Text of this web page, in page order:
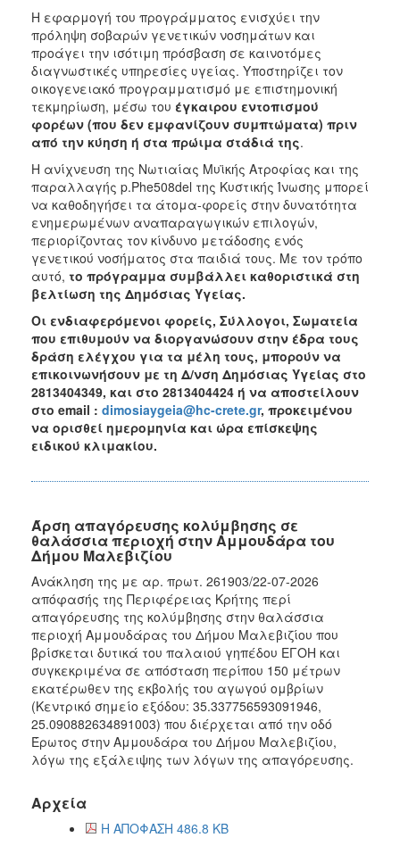
Η εφαρμογή του προγράμματος ενισχύει την
πρόληψη σοβαρών γενετικών νοσημάτων και
προάγει την ισότιμη πρόσβαση σε καινοτόμες
διαγνωστικές υπηρεσίες υγείας. Υποστηρίζει τον
οικογενειακό προγραμματισμό με επιστημονική
τεκμηρίωση, μέσω του έγκαιρου εντοπισμού
φορέων (που δεν εμφανίζουν συμπτώματα) πριν
από την κύηση ή στα πρώιμα στάδιά της.
Η ανίχνευση της Νωτιαίας Μυϊκής Ατροφίας και της
παραλλαγής p.Phe508del της Κυστικής Ίνωσης μπορεί
να καθοδηγήσει τα άτομα-φορείς στην δυνατότητα
ενημερωμένων αναπαραγωγικών επιλογών,
περιορίζοντας τον κίνδυνο μετάδοσης ενός
γενετικού νοσήματος στα παιδιά τους. Με τον τρόπο
αυτό, το πρόγραμμα συμβάλλει καθοριστικά στη
βελτίωση της Δημόσιας Υγείας.
Οι ενδιαφερόμενοι φορείς, Σύλλογοι, Σωματεία
που επιθυμούν να διοργανώσουν στην έδρα τους
δράση ελέγχου για τα μέλη τους, μπορούν να
επικοινωνήσουν με τη Δ/νση Δημόσιας Υγείας στο
2813404349, και στο 2813404424 ή να αποστείλουν
στο email : dimosiaygeia@hc-crete.gr, προκειμένου
να ορισθεί ημερομηνία και ώρα επίσκεψης
ειδικού κλιμακίου.
Άρση απαγόρευσης κολύμβησης σε
θαλάσσια περιοχή στην Αμμουδάρα του
Δήμου Μαλεβιζίου
Ανάκληση της με αρ. πρωτ. 261903/22-07-2026
απόφασής της Περιφέρειας Κρήτης περί
απαγόρευσης της κολύμβησης στην θαλάσσια
περιοχή Αμμουδάρας του Δήμου Μαλεβιζίου που
βρίσκεται δυτικά του παλαιού γηπέδου ΕΓΟΗ και
συγκεκριμένα σε απόσταση περίπου 150 μέτρων
εκατέρωθεν της εκβολής του αγωγού ομβρίων
(Κεντρικό σημείο εξόδου: 35.337756593091946,
25.090882634891003) που διέρχεται από την οδό
Έρωτος στην Αμμουδάρα του Δήμου Μαλεβιζίου,
λόγω της εξάλειψης των λόγων της απαγόρευσης.
Αρχεία
Η ΑΠΟΦΑΣΗ 486.8 KB